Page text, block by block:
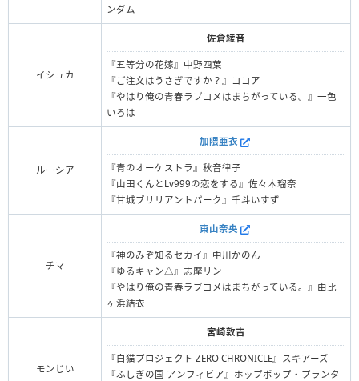
ンダム
イシュカ
佐倉綾音
『五等分の花嫁』中野四葉
『ご注文はうさぎですか？』ココア
『やはり俺の青春ラブコメはまちがっている。』一色
いろは
ルーシア
加隈亜衣
『青のオーケストラ』秋音律子
『山田くんとLv999の恋をする』佐々木瑠奈
『甘城ブリリアントパーク』千斗いすず
チマ
東山奈央
『神のみぞ知るセカイ』中川かのん
『ゆるキャン△』志摩リン
『やはり俺の青春ラブコメはまちがっている。』由比
ヶ浜結衣
モンじい
宮崎敦吉
『白猫プロジェクト ZERO CHRONICLE』スキアーズ
『ふしぎの国 アンフィビア』ホップポップ・プランタ